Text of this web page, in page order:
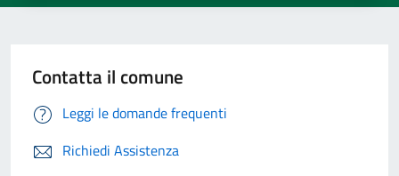
Contatta il comune
Leggi le domande frequenti
Richiedi Assistenza